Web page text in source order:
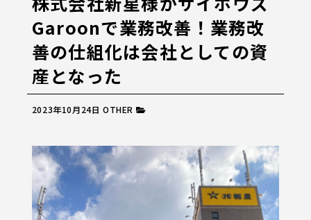
Garoonで業務改善！業務改
善の仕組化は会社としての資
産となった
2023年10月24日OTHER